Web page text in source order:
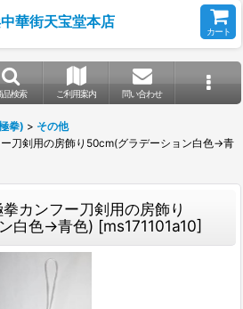
華街天宝堂本店
カート
品検索 ご利用案内 問い合わせ
拳) > その他
刀剣用の房飾り50cm(グラデーション白色→青
カンフー刀剣用の房飾り
白色→青色) [ms171101a10]